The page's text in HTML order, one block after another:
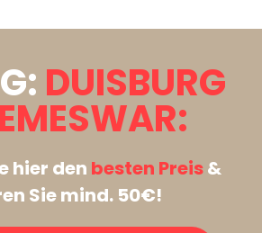
DUISBURG
hier den besten Preis&
Sie mind. 50€!